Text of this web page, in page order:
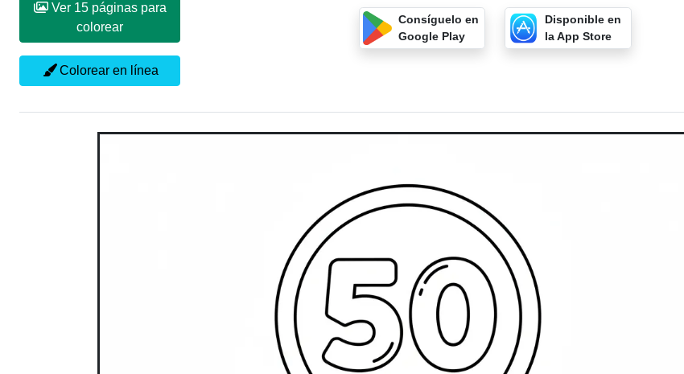
Ver 15 páginas para
colorear
Colorear en línea
Consíguelo en
Google Play
Disponible en
la App Store